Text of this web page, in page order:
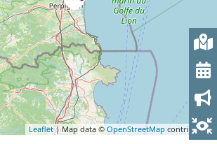
Leaflet| Map data © OpenStreetMap contributors